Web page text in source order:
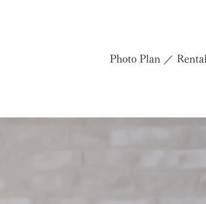
Photo Plan